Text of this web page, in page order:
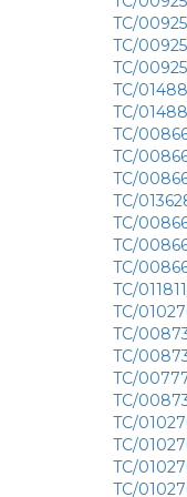
TC/
TC/
TC/
TC/
TC/
TC/
TC/
TC/
TC/
TC/
TC/
TC/
TC/
TC/
TC/
TC/
TC/
TC/
TC/
TC/
TC/
TC/